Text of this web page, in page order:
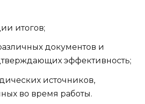
итогов;
документов и
эффективность;
источников,
во время работы.